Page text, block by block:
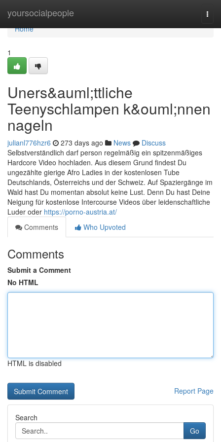
yoursocialpeople
Home
Home
1
Uners&auml;ttliche
Teenyschlampen k&ouml;nnen
nageln
julianl776hzr6 273 days ago News
Discuss
Selbstverständlich darf person regelmäßig ein spitzenmäßiges
Hardcore Video hochladen. Aus diesem Grund findest Du
ungezählte gierige Afro Ladies in der kostenlosen Tube
Deutschlands, Österreichs und der Schweiz. Auf Spaziergänge im
Wald hast Du momentan absolut keine Lust. Denn Du hast Deine
Neigung für kostenlose Intercourse Videos über leidenschaftliche
Luder oder https://porno-austria.at/
Comments
Who Upvoted
Comments
Submit a Comment
No HTML
HTML is disabled
Report Page
Search
Go